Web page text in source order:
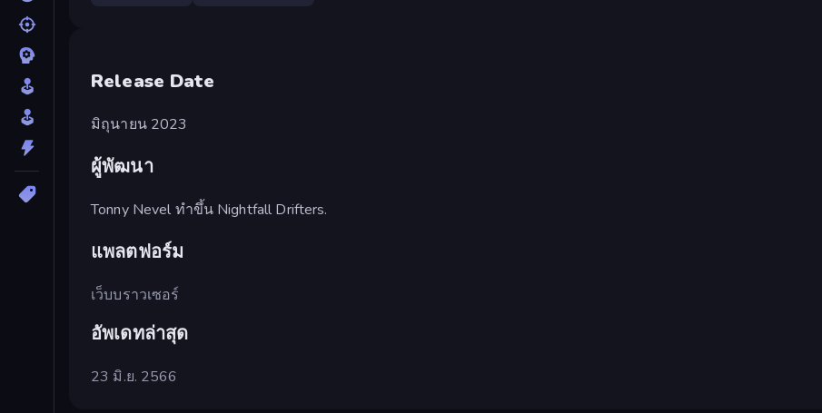
Release Date
มิถุนายน 2023
ผู้พัฒนา
Tonny Nevel ทำขึ้น Nightfall Drifters.
แพลตฟอร์ม
เว็บบราวเซอร์
อัพเดทล่าสุด
23 มิ.ย. 2566